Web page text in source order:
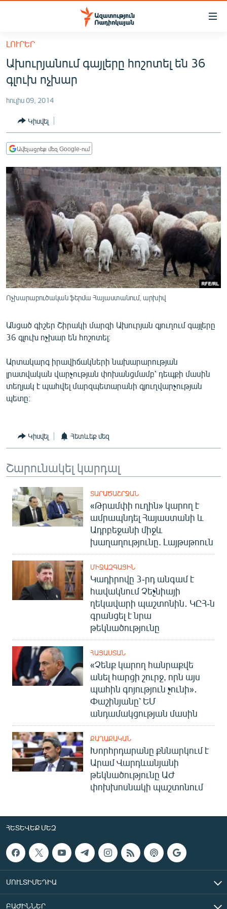
Մատչելիության
հիմնական
բովանդակությանը
հիմնական
մենյուին
ՀԱՅԱՍՏԱՆ
ՔԱՂԱՔԱԿԱՆ
ԸՆՏՐՈՒԹՅՈՒՆՆԵՐ 2026
ԻՐԱՎՈՒՆՔ
ՀԱՍԱՐԱԿՈՒԹՅՈՒՆ
ՂԱՐԱԲԱՂ
ՊԱՏԵՐԱԶՄԻ 6 ՇԱԲԱԹՆԵՐԸ
ՏԱՐԱԾԱՇՐՋԱՆ
ՄԻՋԱԶԳԱՅԻՆ
ՄՇԱԿՈՒՅԹ
ՍՊՈՐՏ
ՄԵԿՆԱԲԱՆՈՒԹՅՈՒՆ
ԿՈՐՈՆԱՎԻՐՈՒՍ
ԱՐԽԻՎ
ՏԵՍԱՆՅՈՒԹԵՐ
ԲԱՆԱՎԵՃ
ՁԳՏԵԼՈՎ ԼԱՎԱԳՈՒՅՆԻՆ
English
ՀԵՏԵՎԵՔ ՄԵԶ
«Ազատության» բոլոր կայքերը
ԼՈՒՐԵՐ
Ախուրյանում գայլերը հոշոտել են 36
գլուխ ոչխար
հուլիս 09, 2014
Կիսվել
Ավելացրեք մեզ Google-ում
Ոչխարաբուծական ֆերմա Հայաստանում, արխիվ
Անցած գիշեր Շիրակի մարզի Ախուրյան գյուղում գայլերը
36 գլուխ ոչխար են հոշոտել։
Արտակարգ իրավիճակների նախարարության
լրատվական վարչության փոխանցմամբ՝ դեպքի մասին
տեղյակ է պահվել մարզպետարանի գյուղվարչության
պետը։
Կիսվել Հետևեք մեզ
Շարունակել կարդալ
ՏԱՐԱԾԱՇՐՋԱՆ
«Թրամփի ուղին» կարող է
ամրապնդել Հայաստանի և
Ադրբեջանի միջև
խաղաղությունը. Լայթսթոուն
ՄԻՋԱԶԳԱՅԻՆ
Կադիրովը 3-րդ անգամ է
հավակնում Չեչնիայի
ղեկավարի պաշտոնին․ ԿԸՀ-ն
գրանցել է նրա
թեկնածությունը
ՀԱՅԱՍՏԱՆ
«Չենք կարող հանրաքվե
անել հարցի շուրջ, որն այս
պահին գոյություն չունի»․
Փաշինյանը՝ ԵՄ
անդամակցության մասին
ՔԱՂԱՔԱԿԱՆ
Խորհրդարանը քննարկում է
Արամ Վարդևանյանի
թեկնածությունը ԱԺ
փոխխոսնակի պաշտոնում
ՀԵՏԵՎԵՔ ՄԵԶ
ՄՈՒԼՏԻՄԵԴԻԱ
ԲԱԺԻՆՆԵՐ